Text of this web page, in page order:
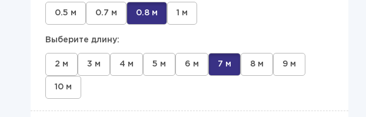
0.5 м 0.7 м 0.8 м 1 м
Выберите длину:
2 м 3 м 4 м 5 м 6 м 7 м 8 м 9 м
10 м